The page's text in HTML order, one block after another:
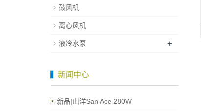
鼓风机
离心风机
液冷水泵 +
新闻中心
新品|山洋San Ace 280W